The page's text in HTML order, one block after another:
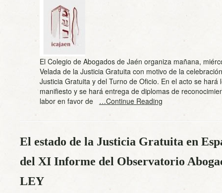
El Colegio de Abogados de Jaén organiza mañana,
Velada de la Justicia Gratuita con motivo de la
Justicia Gratuita y del Turno de Oficio. En el acto se hará
manifiesto y se hará entrega de diplomas de
labor en favor de …Continue Reading
El estado de la Justicia Gratuita en
del XI Informe del Observatorio
LEY